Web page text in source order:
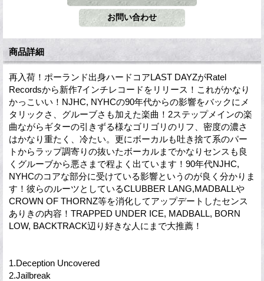
商品詳細
再入荷！ポーランド出身ハードコアLAST DAYZがRatel
Recordsから新作7インチレコードをリリース！これがかなり
かっこいい！NJHC, NYHCの90年代からの影響をバックにメ
タリックさ、グルーブさも加えた楽曲！2ステップメインの楽
曲ながらギターの引きずる様なゴリゴリのリフ、密度の濃さ
はかなり重たく、冷たい。更にボーカルも吐き捨て系のパー
トからラップ調寄りの抜いたボーカルまでかなりセンスも良
くグルーブから悪さまで程よく出ています！90年代NJHC,
NYHCのコアな部分に受けている影響というのが良く分かりま
す！彼らのルーツとしているCLUBBER LANG,MADBALLや
CROWN OF THORNZ等を消化してアップデートしたセンス
ありきの内容！TRAPPED UNDER ICE, MADBALL, BORN
LOW, BACKTRACK辺り好きな人にまで大推薦！
1.Deception Uncovered
2.Jailbreak